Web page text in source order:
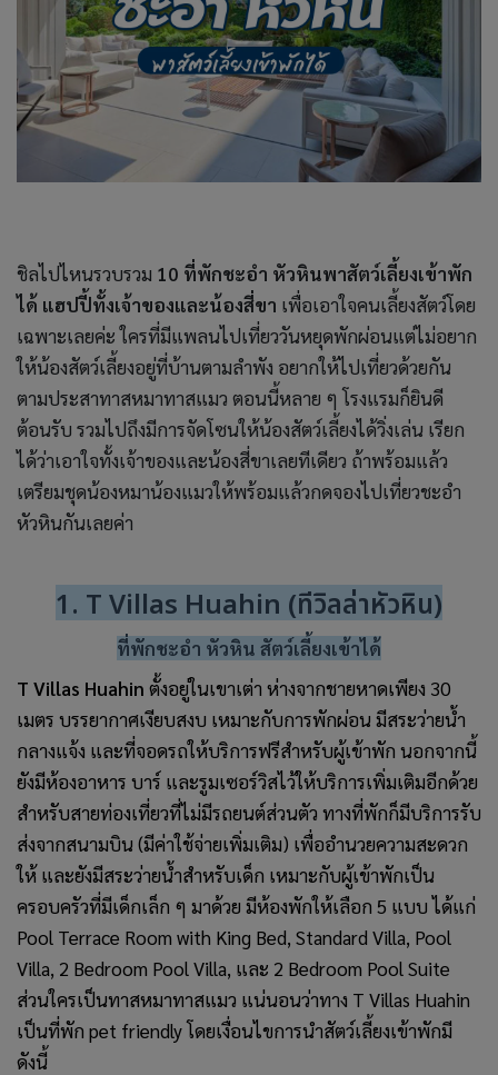
ชิลไปไหนรวบรวม 10 ที่พักชะอำ หัวหินพาสัตว์เลี้ยงเข้าพัก
ได้ แฮปปี้ทั้งเจ้าของและน้องสี่ขา เพื่อเอาใจคนเลี้ยงสัตว์โดย
เฉพาะเลยค่ะ ใครที่มีแพลนไปเที่ยววันหยุดพักผ่อนแต่ไม่อยาก
ให้น้องสัตว์เลี้ยงอยู่ที่บ้านตามลำพัง อยากให้ไปเที่ยวด้วยกัน
ตามประสาทาสหมาทาสแมว ตอนนี้หลาย ๆ โรงแรมก็ยินดี
ต้อนรับ รวมไปถึงมีการจัดโซนให้น้องสัตว์เลี้ยงได้วิ่งเล่น เรียก
ได้ว่าเอาใจทั้งเจ้าของและน้องสี่ขาเลยทีเดียว ถ้าพร้อมแล้ว
เตรียมชุดน้องหมาน้องแมวให้พร้อมแล้วกดจองไปเที่ยวชะอำ
หัวหินกันเลยค่า
1. T Villas Huahin (ทีวิลล่าหัวหิน)
ที่พักชะอำ หัวหิน สัตว์เลี้ยงเข้าได้
T Villas Huahin ตั้งอยู่ในเขาเต่า ห่างจากชายหาดเพียง 30
เมตร บรรยากาศเงียบสงบ เหมาะกับการพักผ่อน มีสระว่ายน้ำ
กลางแจ้ง และที่จอดรถให้บริการฟรีสำหรับผู้เข้าพัก นอกจากนี้
ยังมีห้องอาหาร บาร์ และรูมเซอร์วิสไว้ให้บริการเพิ่มเติมอีกด้วย
สำหรับสายท่องเที่ยวที่ไม่มีรถยนต์ส่วนตัว ทางที่พักก็มีบริการรับ
ส่งจากสนามบิน (มีค่าใช้จ่ายเพิ่มเติม) เพื่ออำนวยความสะดวก
ให้ และยังมีสระว่ายน้ำสำหรับเด็ก เหมาะกับผู้เข้าพักเป็น
ครอบครัวที่มีเด็กเล็ก ๆ มาด้วย มีห้องพักให้เลือก 5 แบบ ได้แก่
Pool Terrace Room with King Bed, Standard Villa, Pool
Villa, 2 Bedroom Pool Villa, และ 2 Bedroom Pool Suite
ส่วนใครเป็นทาสหมาทาสแมว แน่นอนว่าทาง T Villas Huahin
เป็นที่พัก pet friendly โดยเงื่อนไขการนำสัตว์เลี้ยงเข้าพักมี
ดังนี้